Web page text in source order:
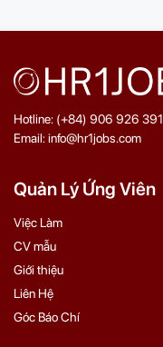
Hotline: (+84) 906 926 391
Email: info@hr1jobs.com
Quản Lý Ứng Viên
Việc Làm
CV mẫu
Giới thiệu
Liên Hệ
Góc Báo Chí